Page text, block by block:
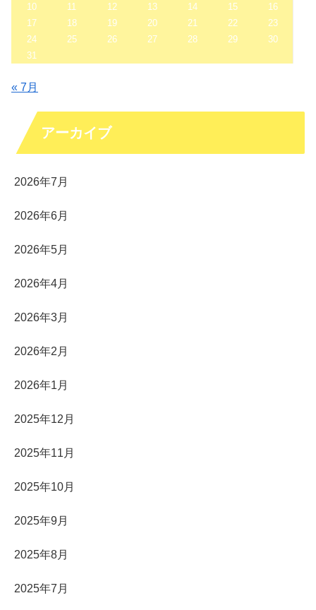
10
11 12 13 14 15
16
17
18 19 20 21 22
23
24
25 26 27 28 29
30
31
« 7月
アーカイブ
2026年7月
2026年6月
2026年5月
2026年4月
2026年3月
2026年2月
2026年1月
2025年12月
2025年11月
2025年10月
2025年9月
2025年8月
2025年7月